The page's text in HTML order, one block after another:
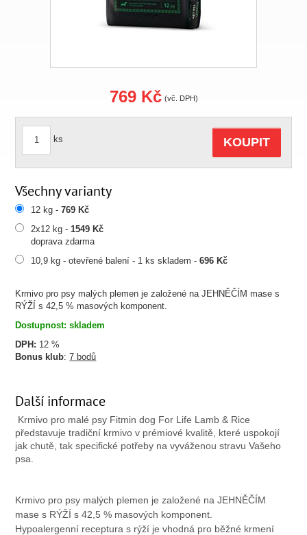
Krmivo pro psy malých plemen je založené na JEHNĚČÍM mase s
RÝŽÍ s 42,5 % masových komponent.
Dostupnost: skladem
DPH: 12 %
Bonus klub:7 bodů
769 Kč (vč. DPH)
ks KOUPIT
Všechny varianty
12 kg -769 Kč
2x12 kg -1549 Kč
doprava zdarma
10,9 kg - otevřené balení - 1 ks skladem -696 Kč
Další informace
Krmivo pro malé psy Fitmin dog For Life Lamb & Rice
představuje tradiční krmivo v prémiové kvalitě, které uspokojí
jak chutě, tak specifické potřeby na vyváženou stravu Vašeho
psa.
Krmivo pro psy malých plemen je založené na JEHNĚČÍM
mase s RÝŽÍ s 42,5 % masových komponent.
Hypoalergenní receptura s rýží je vhodná pro běžné krmení